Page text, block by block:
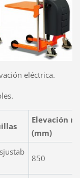
eléctrica.
Elevación
(mm)
850